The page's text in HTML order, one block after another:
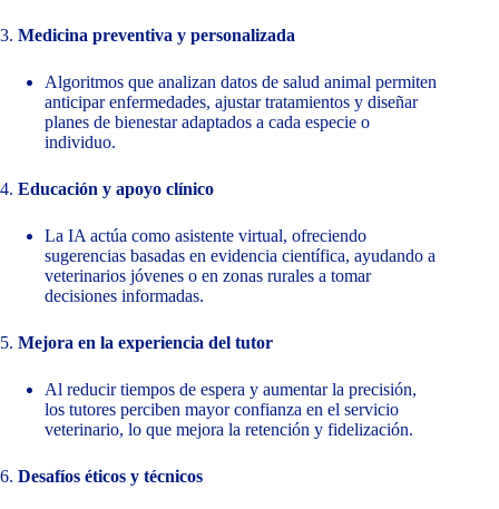
3. Medicina preventiva y personalizada
Algoritmos que analizan datos de salud animal permiten
anticipar enfermedades, ajustar tratamientos y diseñar
planes de bienestar adaptados a cada especie o
individuo.
4. Educación y apoyo clínico
La IA actúa como asistente virtual, ofreciendo
sugerencias basadas en evidencia científica, ayudando a
veterinarios jóvenes o en zonas rurales a tomar
decisiones informadas.
5. Mejora en la experiencia del tutor
Al reducir tiempos de espera y aumentar la precisión,
los tutores perciben mayor confianza en el servicio
veterinario, lo que mejora la retención y fidelización.
6. Desafíos éticos y técnicos